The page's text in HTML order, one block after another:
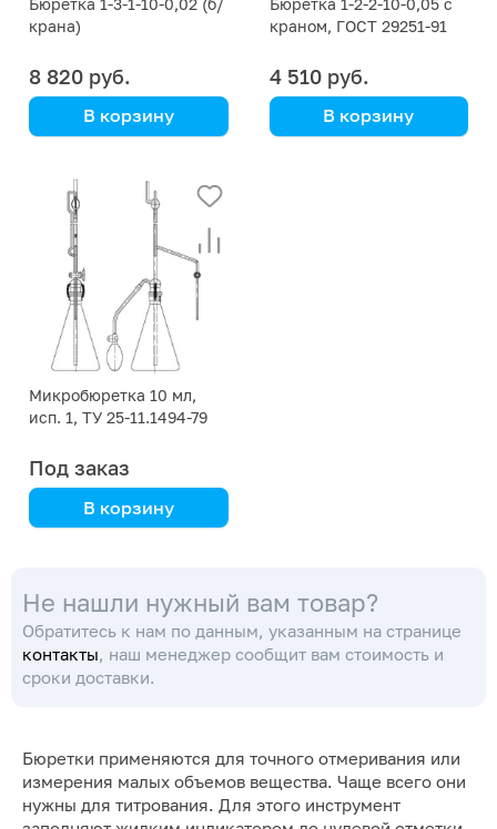
крана)
8 820 руб.
В корзину
краном, ГОСТ 29251-91
4 510 руб.
В корзину
Микробюретка 10 мл,
исп. 1, ТУ 25-11.1494-79
Под заказ
В корзину
Не нашли нужный вам товар?
Обратитесь к нам по данным, указанным на странице
контакты, наш менеджер сообщит вам стоимость и
сроки доставки.
Бюретки применяются для точного отмеривания или
измерения малых объемов вещества. Чаще всего они
нужны для титрования. Для этого инструмент